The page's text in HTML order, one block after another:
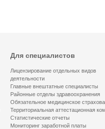
Для специалистов
Лицензирование отдельных видов
деятельности
Главные внештатные специалисты
Районные отделы здравоохранения
Обязательное медицинское
Территориальная аттестационная
Статистические отчеты
Мониторинг заработной платы